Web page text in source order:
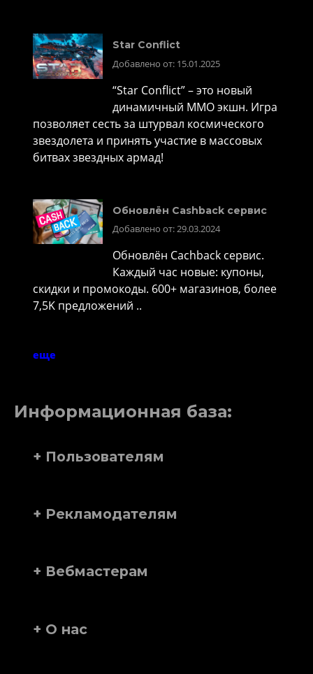
Star Conflict
Добавлено от: 15.01.2025
“Star Conflict” – это новый
динамичный MMO экшн. Игра
позволяет сесть за штурвал космического
звездолета и принять участие в массовых
битвах звездных армад!
Обновлён Cashback сервис
Добавлено от: 29.03.2024
Обновлён Cachback сервис.
Каждый час новые: купоны,
скидки и промокоды. 600+ магазинов, более
7,5K предложений ..
еще
Информационная база:
+ Пользователям
+ Рекламодателям
+ Вебмастерам
+ О нас